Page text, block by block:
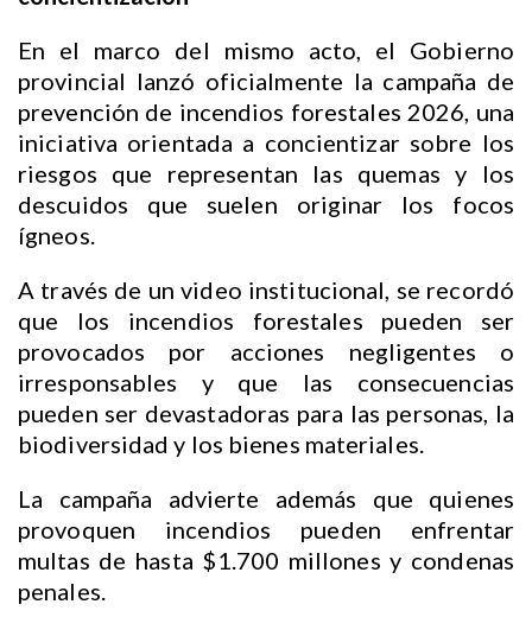
En el marco del mismo acto, el Gobierno
provincial lanzó oficialmente la campaña de
prevención de incendios forestales 2026, una
iniciativa orientada a concientizar sobre los
riesgos que representan las quemas y los
descuidos que suelen originar los focos
ígneos.
A través de un video institucional, se recordó
que los incendios forestales pueden ser
provocados por acciones negligentes o
irresponsables y que las consecuencias
pueden ser devastadoras para las personas, la
biodiversidad y los bienes materiales.
La campaña advierte además que quienes
provoquen incendios pueden enfrentar
multas de hasta $1.700 millones y condenas
penales.